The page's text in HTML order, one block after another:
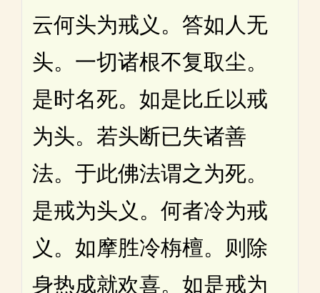
云何头为戒义。答如人无
头。一切诸根不复取尘。
是时名死。如是比丘以戒
为头。若头断已失诸善
法。于此佛法谓之为死。
是戒为头义。何者冷为戒
义。如摩胜冷栴檀。则除
身热成就欢喜。如是戒为